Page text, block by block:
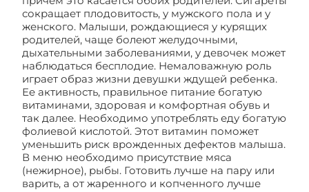
сокращает плодовитость, у мужского пола и у
женского. Малыши, рождающиеся у курящих
родителей, чаще болеют желудочными,
дыхательными заболеваниями, у девочек может
наблюдаться бесплодие. Немаловажную роль
играет образ жизни девушки ждущей ребенка.
Ее активность, правильное питание богатую
витаминами, здоровая и комфортная обувь и
так далее. Необходимо употреблять еду богатую
фолиевой кислотой. Этот витамин поможет
уменьшить риск врожденных дефектов малыша.
В меню необходимо присутствие мяса
(нежирное), рыбы. Готовить лучше на пару или
варить, а от жаренного и копченного лучше